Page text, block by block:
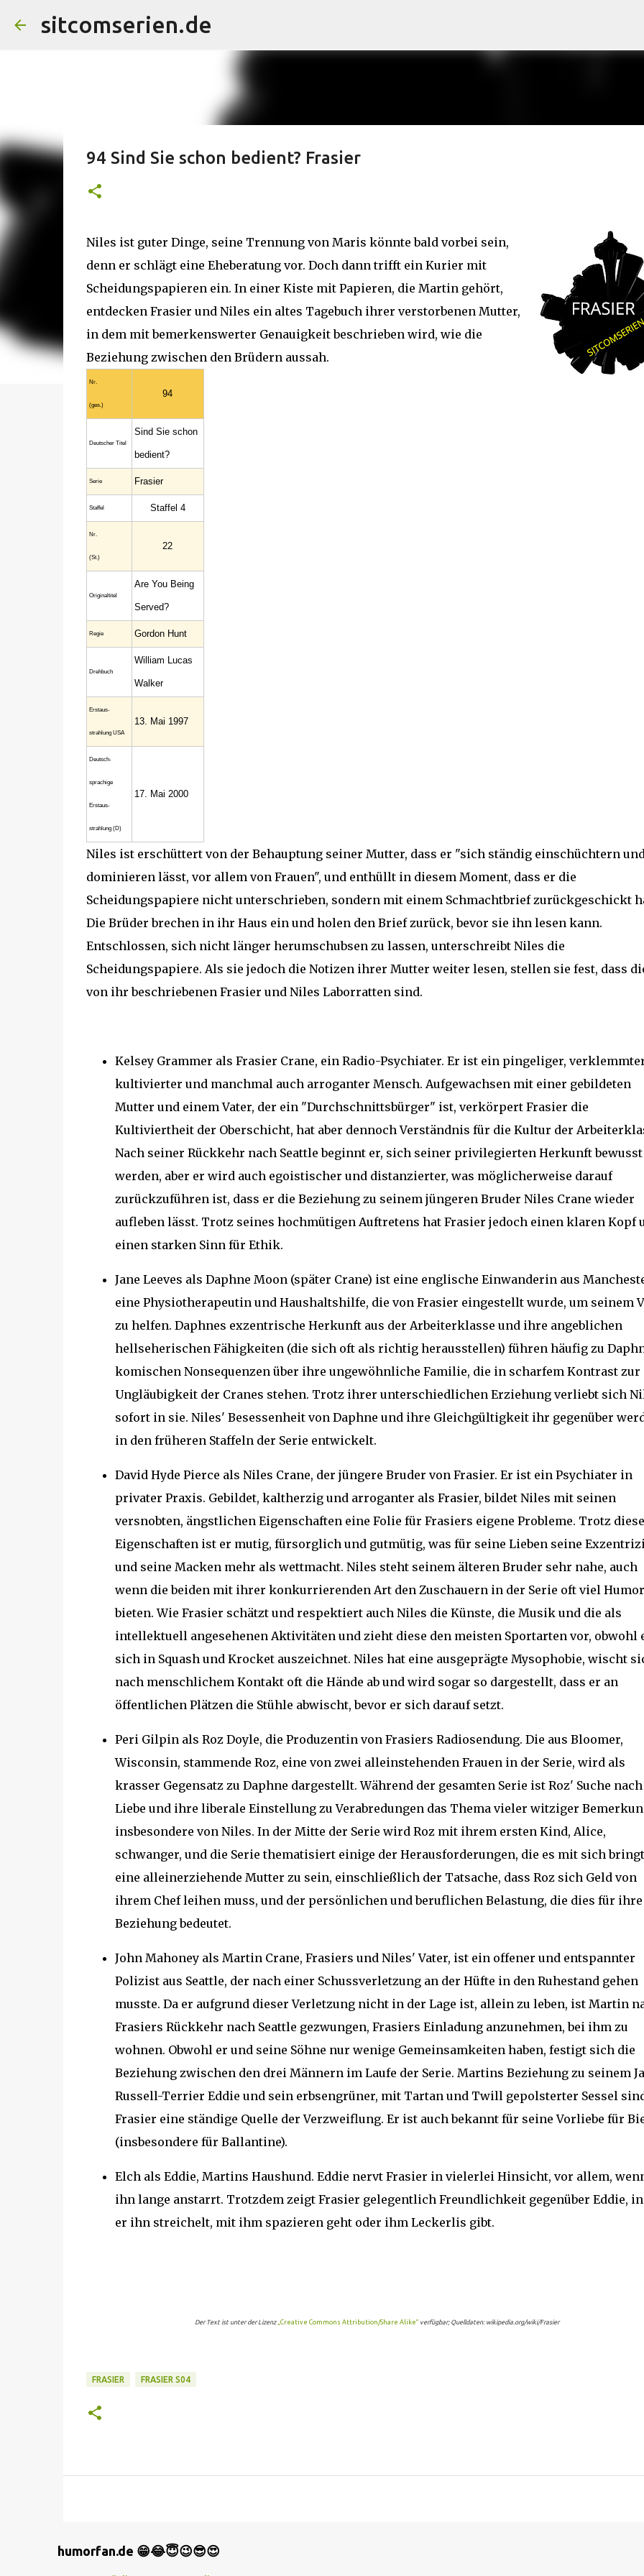
sitcomserien.de
94 Sind Sie schon bedient? Frasier
Niles ist guter Dinge, seine Trennung von Maris könnte bald vorbei sein,
denn er schlägt eine Eheberatung vor. Doch dann trifft ein Kurier mit
Scheidungspapieren ein. In einer Kiste mit Papieren, die Martin gehört,
entdecken Frasier und Niles ein altes Tagebuch ihrer verstorbenen Mutter,
in dem mit bemerkenswerter Genauigkeit beschrieben wird, wie die
Beziehung zwischen den Brüdern aussah.
Nr.
(ges.)
94
Deutscher Titel
Sind Sie schon
bedient?
Serie Frasier
Staffel Staffel 4
Nr.
(St.)
22
Original­titel
Are You Being
Served?
Regie Gordon Hunt
Drehbuch
William Lucas
Walker
Erstaus­
strahlung USA
13. Mai 1997
Deutsch­
sprachige
Erstaus­
strahlung (D)
17. Mai 2000
Niles ist erschüttert von der Behauptung seiner Mutter, dass er "sich ständig einschüchtern
dominieren lässt, vor allem von Frauen", und enthüllt in diesem Moment, dass er die
Scheidungspapiere nicht unterschrieben, sondern mit einem Schmachtbrief zurückgeschickt
Die Brüder brechen in ihr Haus ein und holen den Brief zurück, bevor sie ihn lesen kann.
Entschlossen, sich nicht länger herumschubsen zu lassen, unterschreibt Niles die
Scheidungspapiere. Als sie jedoch die Notizen ihrer Mutter weiter lesen, stellen sie fest, dass
von ihr beschriebenen Frasier und Niles Laborratten sind.
Kelsey Grammer als Frasier Crane, ein Radio-Psychiater. Er ist ein pingeliger,
kultivierter und manchmal auch arroganter Mensch. Aufgewachsen mit einer gebildeten
Mutter und einem Vater, der ein "Durchschnittsbürger" ist, verkörpert Frasier die
Kultiviertheit der Oberschicht, hat aber dennoch Verständnis für die Kultur der
Nach seiner Rückkehr nach Seattle beginnt er, sich seiner privilegierten Herkunft bewusst
werden, aber er wird auch egoistischer und distanzierter, was möglicherweise darauf
zurückzuführen ist, dass er die Beziehung zu seinem jüngeren Bruder Niles Crane wieder
aufleben lässt. Trotz seines hochmütigen Auftretens hat Frasier jedoch einen klaren Kopf
einen starken Sinn für Ethik.
Jane Leeves als Daphne Moon (später Crane) ist eine englische Einwanderin aus
eine Physiotherapeutin und Haushaltshilfe, die von Frasier eingestellt wurde, um seinem
zu helfen. Daphnes exzentrische Herkunft aus der Arbeiterklasse und ihre angeblichen
hellseherischen Fähigkeiten (die sich oft als richtig herausstellen) führen häufig zu
komischen Nonsequenzen über ihre ungewöhnliche Familie, die in scharfem Kontrast zur
Ungläubigkeit der Cranes stehen. Trotz ihrer unterschiedlichen Erziehung verliebt sich
sofort in sie. Niles' Besessenheit von Daphne und ihre Gleichgültigkeit ihr gegenüber
in den früheren Staffeln der Serie entwickelt.
David Hyde Pierce als Niles Crane, der jüngere Bruder von Frasier. Er ist ein Psychiater in
privater Praxis. Gebildet, kaltherzig und arroganter als Frasier, bildet Niles mit seinen
versnobten, ängstlichen Eigenschaften eine Folie für Frasiers eigene Probleme. Trotz
Eigenschaften ist er mutig, fürsorglich und gutmütig, was für seine Lieben seine
und seine Macken mehr als wettmacht. Niles steht seinem älteren Bruder sehr nahe, auch
wenn die beiden mit ihrer konkurrierenden Art den Zuschauern in der Serie oft viel Humor
bieten. Wie Frasier schätzt und respektiert auch Niles die Künste, die Musik und die als
intellektuell angesehenen Aktivitäten und zieht diese den meisten Sportarten vor, obwohl
sich in Squash und Krocket auszeichnet. Niles hat eine ausgeprägte Mysophobie, wischt
nach menschlichem Kontakt oft die Hände ab und wird sogar so dargestellt, dass er an
öffentlichen Plätzen die Stühle abwischt, bevor er sich darauf setzt.
Peri Gilpin als Roz Doyle, die Produzentin von Frasiers Radiosendung. Die aus Bloomer,
Wisconsin, stammende Roz, eine von zwei alleinstehenden Frauen in der Serie, wird als
krasser Gegensatz zu Daphne dargestellt. Während der gesamten Serie ist Roz' Suche nach
Liebe und ihre liberale Einstellung zu Verabredungen das Thema vieler witziger
insbesondere von Niles. In der Mitte der Serie wird Roz mit ihrem ersten Kind, Alice,
schwanger, und die Serie thematisiert einige der Herausforderungen, die es mit sich
eine alleinerziehende Mutter zu sein, einschließlich der Tatsache, dass Roz sich Geld von
ihrem Chef leihen muss, und der persönlichen und beruflichen Belastung, die dies für ihre
Beziehung bedeutet.
John Mahoney als Martin Crane, Frasiers und Niles' Vater, ist ein offener und entspannter
Polizist aus Seattle, der nach einer Schussverletzung an der Hüfte in den Ruhestand gehen
musste. Da er aufgrund dieser Verletzung nicht in der Lage ist, allein zu leben, ist Martin
Frasiers Rückkehr nach Seattle gezwungen, Frasiers Einladung anzunehmen, bei ihm zu
wohnen. Obwohl er und seine Söhne nur wenige Gemeinsamkeiten haben, festigt sich die
Beziehung zwischen den drei Männern im Laufe der Serie. Martins Beziehung zu seinem
Russell-Terrier Eddie und sein erbsengrüner, mit Tartan und Twill gepolsterter Sessel
Frasier eine ständige Quelle der Verzweiflung. Er ist auch bekannt für seine Vorliebe für
(insbesondere für Ballantine).
Elch als Eddie, Martins Haushund. Eddie nervt Frasier in vielerlei Hinsicht, vor allem,
ihn lange anstarrt. Trotzdem zeigt Frasier gelegentlich Freundlichkeit gegenüber Eddie,
er ihn streichelt, mit ihm spazieren geht oder ihm Leckerlis gibt.
Der Text ist unter der Lizenz „Creative Commons Attribution/Share Alike“ verfügbar; Quelldaten: wikipedia.org/wiki/Frasier
FRASIER FRASIER S04
humorfan.de 😁😂😇😉😎😍